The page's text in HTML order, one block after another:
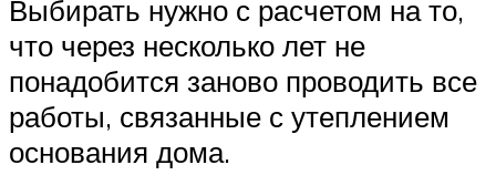
Выбирать нужно с расчетом на то,
что через несколько лет не
понадобится заново проводить все
работы, связанные с утеплением
основания дома.